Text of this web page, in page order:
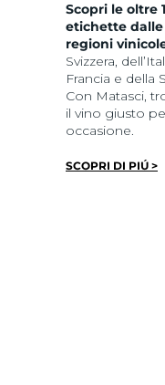
Scopri le oltre
etichette
regioni
Svizzera,
Francia e della
Con Matasci,
il vino giusto
occasione.
SCOPRI DI PIÚ >